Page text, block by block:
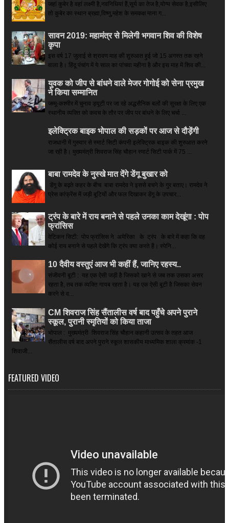
जहां कुबेर है­ वहां लक्ष्मी है,नवनिधियां हैं,सूर्य का तेज है,योग्य सेवक है,इसीलिए
तो कुबेर का स्थान ब्रह्मा,विष्णु,महेश के समकक्ष माना ग...
सावन 2019: महामंत्र से मिलेगी भगवान शिव की विशेष
कृपा
इस वर्ष 17 जुलाई से श्रावण माह की शुरुआत हुई जो 15 अगस्त तक रहने
वाला है। हिंदू पंचांग में ये साल का पांचवा महीना है और इस माह में शिव की...
युवक को जीप से बांधने वाले मेजर गोगोई को सेना प्रमुख
ने किया सम्‍मानित
जम्मू-कश्मीर में चुनाव ड्यूटी पर जा रहे अद्धसैनिक बलों की सुरक्षा के लिए एक
स्थानीय व्यक्ति को कवच के तौर पर जीप पर बांधने के लिए चर्चा ...
इलेक्ट्रिक बाइक भोपाल की सड़कों पर आज से दौड़ेंगी
राजधानी में गुरुवार से स्मार्ट सिटी कंपनी इलेक्ट्रिक बाइक की शुरुआत करने
जा रही है। मुख्यमंत्री शिवराज सिंह चौहान स्मार्ट सिटी पार्क में 75 ...
बाबा रामदेव के नुस्खे मात देंगे डेंगू बुखार को
डेंगू के बढ़ते कहर के बीच बाबा रामदेव ने इससे बचने के गुर बताए। रामदेव ने
प्रेस कांफ्रेंस में जड़ी बूटियों और फल दिखाकर डेंगू के उपचार...
ट्रंप के बारे में राय बनाने से पहले उनका काम देखूंगा : पोप
फ्रांसिस
वेटिकन सिटी: पोप फ्रांसिस ने अमेरिका के ट्रंप के बारे में कहा कि वह
कोई राय बनाने से पहले देखेंगे कि ट्रंप क्या करते हैं। स्पेनि...
10 दैवीय वस्तुएं आज भी कहीं हैं, जानिए रहस्य..
संजीवनी बूटी : यह एक ऐसी जड़ी है जिसको खाने से जब तक उसका असर
रहता है, तब तक व्यक्ति गायब रहता है। यह एक ऐसी बूटी है जिसका सेवन
करने से व...
CM शिवराज सिंह सैंतालीस वर्ष बाद पहुँचे अपने पुराने
स्कूल, पुरानी स्मृतियों को किया ताजा
भोपाल : मुख्यमंत्री शिवराज सिंह चौहान कहानी उत्सव के तहत आज
सैंतालीस वर्ष बाद अपने पुराने स्कूल शासकीय माध्यमिक शाला क्रमांक -1
शिवाजी...
FEATURED VIDEO